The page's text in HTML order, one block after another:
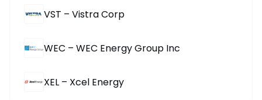
VST – Vistra Corp
WEC – WEC Energy Group Inc
XEL – Xcel Energy